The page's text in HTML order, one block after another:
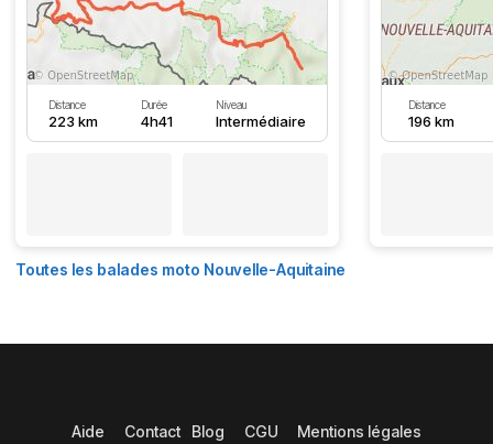
Distance
223 km
Durée
4h41
Niveau
Intermédiaire
Distance
196 km
Toutes les balades moto Nouvelle-Aquitaine
Aide Contact Blog CGU Mentions légales